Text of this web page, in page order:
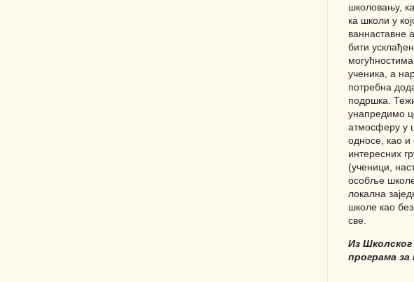
школовању,
ка школи у
ваннаставне
бити
ученика, а
потребна
подршка.
унапредимо
атмосферу у
односе, као и
интересних
(ученици,
особље
локална
школе као
све.
Из Школског
програма за